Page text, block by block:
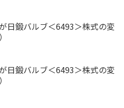
日鍛バルブ＜6493＞株式の変
日鍛バルブ＜6493＞株式の変